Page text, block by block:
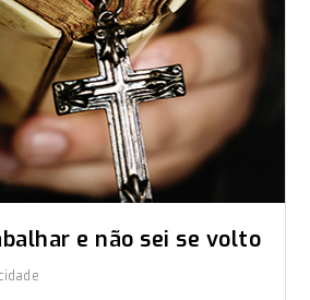
e não sei se volto